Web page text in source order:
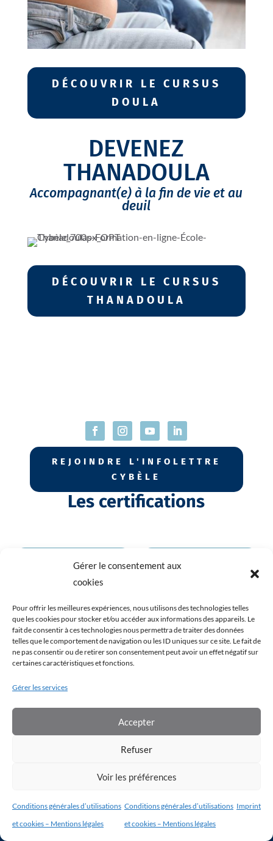
Gérer le consentement aux
cookies
Pour offrir les meilleures expériences, nous utilisons des technologies telles
que les cookies pour stocker et/ou accéder aux informations des appareils. Le
fait de consentir à ces technologies nous permettra de traiter des données
telles que le comportement de navigation ou les ID uniques sur ce site. Le fait de
ne pas consentir ou de retirer son consentement peut avoir un effet négatif sur
certaines caractéristiques et fonctions.
Gérer les services
Accepter
Refuser
Voir les préférences
Conditions générales d’utilisations
et cookies – Mentions légales
Conditions générales d’utilisations
et cookies – Mentions légales
Imprint
DÉCOUVRIR LE CURSUS
DOULA
DEVENEZ
THANADOULA
Accompagnant(e) à la fin de vie et au
deuil
DÉCOUVRIR LE CURSUS
THANADOULA
REJOINDRE L'INFOLETTRE
CYBÈLE
Les certifications
SPECTRE
LARGE SPECTRE
Autres pages
Toutes nos formations
Nos outils GRATUITS
Témoignages
Le blog
Contact
Mon compte étudiant
Conditions générales d’utilisation|Conditions générales de vente